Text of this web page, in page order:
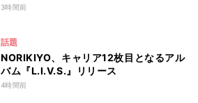
3時間前
話題
NORIKIYO、キャリア12枚目となるアル
バム『L.I.V.S.』リリース
4時間前